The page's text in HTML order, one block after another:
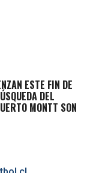
ESTE FIN DE
DEL
MONTT SON